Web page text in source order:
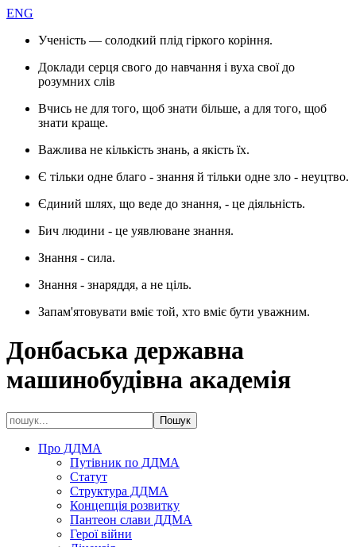
ENG
Ученість — солодкий плід гіркого коріння.
Доклади серця свого до навчання і вуха свої до
розумних слів
Вчись не для того, щоб знати більше, а для того, щоб
знати краще.
Важлива не кількість знань, а якість їх.
Є тільки одне благо - знання й тільки одне зло - неуцтво.
Єдиний шлях, що веде до знання, - це діяльність.
Бич людини - це уявлюване знання.
Знання - сила.
Знання - знаряддя, а не ціль.
Запам'ятовувати вміє той, хто вміє бути уважним.
Донбаська державна
машинобудівна академія
Про ДДМА
Путівник по ДДМА
Статут
Структура ДДМА
Концепція розвитку
Пантеон слави ДДМА
Герої війни